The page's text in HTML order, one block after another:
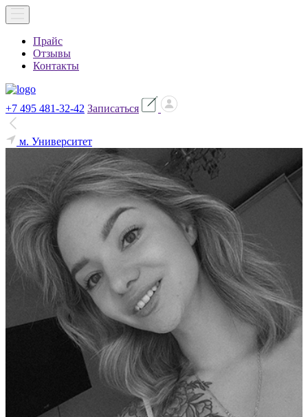
Прайс
Отзывы
Контакты
+7 495 481-32-42 Записаться
м. Университет